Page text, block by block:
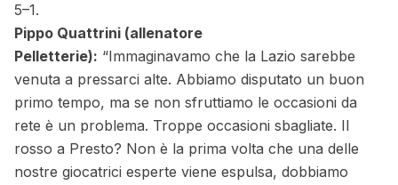
5–1.
Pippo Quattrini (allenatore
Pelletterie): “Immaginavamo che la Lazio sarebbe
venuta a pressarci alte. Abbiamo disputato un buon
primo tempo, ma se non sfruttiamo le occasioni da
rete è un problema. Troppe occasioni sbagliate. Il
rosso a Presto? Non è la prima volta che una delle
nostre giocatrici esperte viene espulsa, dobbiamo